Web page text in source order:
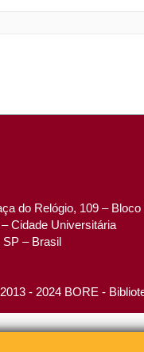
do Relógio, 109 – Bloco
Cidade Universitária
SP – Brasil
- 2024 BORE -